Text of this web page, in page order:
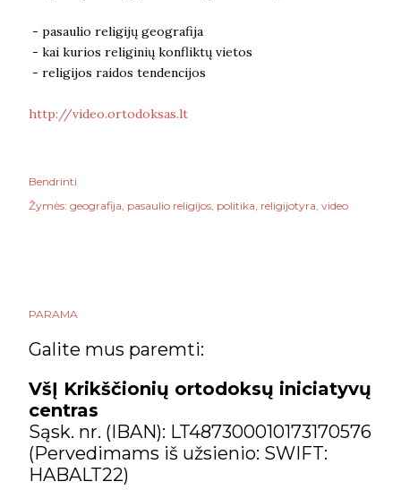
- pasaulio religijų geografija
- kai kurios religinių konfliktų vietos
- religijos raidos tendencijos
http://video.ortodoksas.lt
Bendrinti
Žymės: geografija pasaulio religijos politika religijotyra video
PARAMA
Galite mus paremti:
VšĮ Krikščionių ortodoksų iniciatyvų
centras
Sąsk. nr. (IBAN): LT487300010173170576
(Pervedimams iš užsienio: SWIFT:
HABALT22)